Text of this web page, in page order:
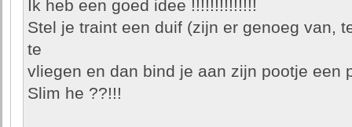
Ik heb een goed idee !!!!!!!!!!!!!!
Stel je traint een duif (zijn er genoeg van,
te
vliegen en dan bind je aan zijn pootje een
Slim he ??!!!